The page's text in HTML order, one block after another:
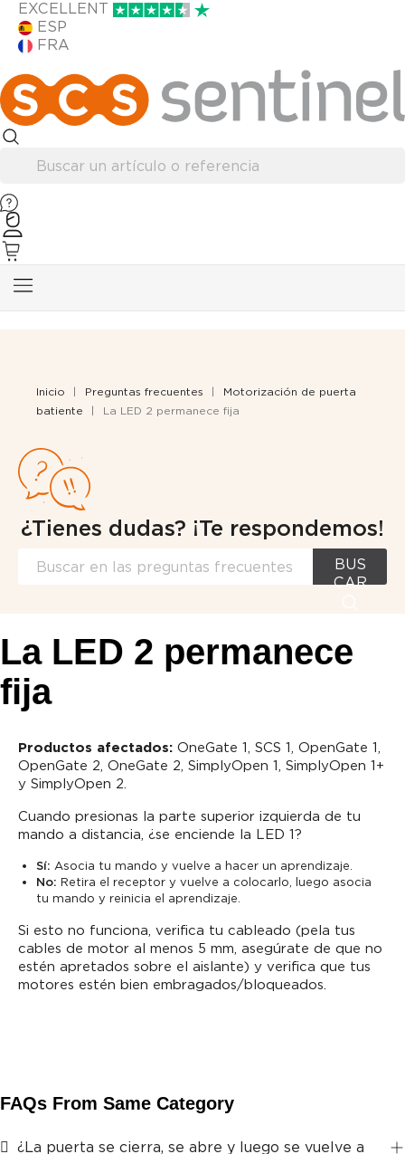
EXCELLENT
ESP
FRA
Inicio Preguntas frecuentes
Motorización de puerta
batiente
La LED 2 permanece fija
¿Tienes dudas? ¡Te respondemos!
BUS
CAR
La LED 2 permanece
fija
Productos afectados: OneGate 1, SCS 1, OpenGate 1,
OpenGate 2, OneGate 2, SimplyOpen 1, SimplyOpen 1+
y SimplyOpen 2.
Cuando presionas la parte superior izquierda de tu
mando a distancia, ¿se enciende la LED 1?
Sí: Asocia tu mando y vuelve a hacer un aprendizaje.
No: Retira el receptor y vuelve a colocarlo, luego asocia
tu mando y reinicia el aprendizaje.
Si esto no funciona, verifica tu cableado (pela tus
cables de motor al menos 5 mm, asegúrate de que no
estén apretados sobre el aislante) y verifica que tus
motores estén bien embragados/bloqueados.
FAQs From Same Category
¿La puerta se cierra, se abre y luego se vuelve a